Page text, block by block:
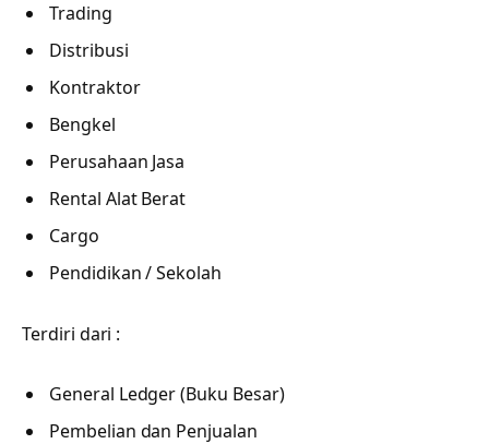
Trading
Distribusi
Kontraktor
Bengkel
Perusahaan Jasa
Rental Alat Berat
Cargo
Pendidikan / Sekolah
Terdiri dari :
General Ledger (Buku Besar)
Pembelian dan Penjualan